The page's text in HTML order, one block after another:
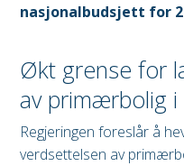
nasjonalbudsjett for
Økt grense for
av primærbolig
Regjeringen foreslår å
verdsettelsen av